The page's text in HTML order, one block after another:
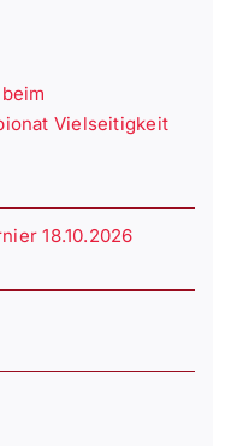
Vielseitigkeit
18.10.2026